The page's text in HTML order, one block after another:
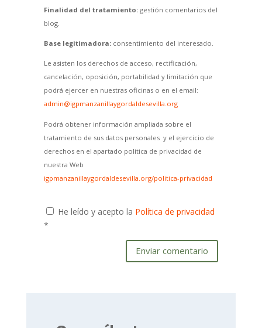
Finalidad del tratamiento:gestión comentarios del
blog.
Base legitimadora:consentimiento del interesado.
Le asisten los derechos de acceso, rectificación,
cancelación, oposición, portabilidad y limitación que
podrá ejercer en nuestras oficinas o en el email:
admin@igpmanzanillaygordaldesevilla.org
Podrá obtener información ampliada sobre el
tratamiento de sus datos personales y el ejercicio de
derechos en el apartado política de privacidad de
nuestra Web
igpmanzanillaygordaldesevilla.org/politica-privacidad
He leído y acepto la Política de privacidad
*
Enviar comentario